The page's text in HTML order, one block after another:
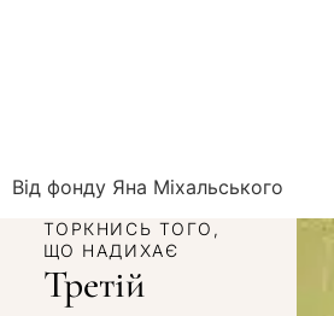
Від фонду Яна Міхальського
ТОРКНИСЬ ТОГО,
ЩО НАДИХАЄ
Третій